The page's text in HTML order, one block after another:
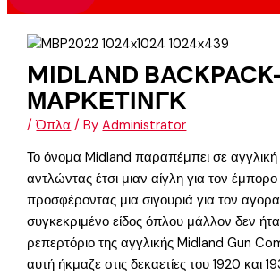
MIDLAND
ΜΑΡΚΕΤΙΝΓΚ
/Όπλα / ByAdministrator
Το όνομα Midland παραπέμπει σε αγγλική
αντλώντας έτσι μιαν αίγλη για τον έμπορο
προσφέροντας μια σιγουριά για τον
συγκεκριμένο είδος όπλου μάλλον δεν
ρεπερτόριο της αγγλικής Midland Gun
αυτή ήκμαζε στις δεκαετίες του 1920 και